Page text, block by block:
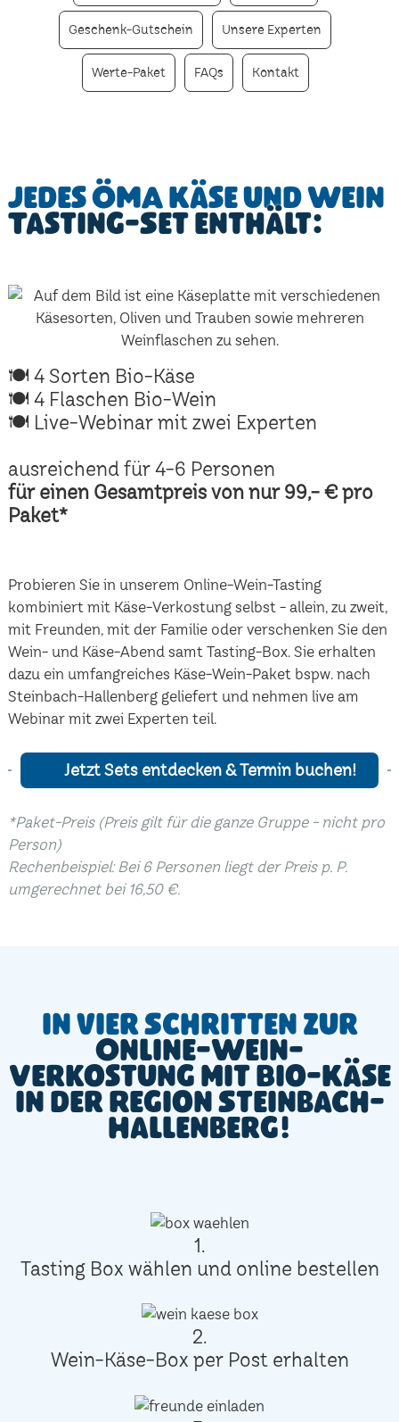
Geschenk-Gutschein Unsere Experten
Werte-Paket FAQs Kontakt
Jedes ÖMA Käse und Wein
Tasting-Set enthält:
🍽 4 Sorten Bio-Käse
🍽 4 Flaschen Bio-Wein
🍽 Live-Webinar mit zwei Experten
ausreichend für 4-6 Personen
für einen Gesamtpreis von nur 99,- € pro
Paket*
Probieren Sie in unserem Online-Wein-Tasting
kombiniert mit Käse-Verkostung selbst - allein, zu zweit,
mit Freunden, mit der Familie oder verschenken Sie den
Wein- und Käse-Abend samt Tasting-Box. Sie erhalten
dazu ein umfangreiches Käse-Wein-Paket bspw. nach
Steinbach-Hallenberg geliefert und nehmen live am
Webinar mit zwei Experten teil.
Jetzt Sets entdecken & Termin buchen!
*Paket-Preis (Preis gilt für die ganze Gruppe - nicht pro
Person)
Rechenbeispiel: Bei 6 Personen liegt der Preis p. P.
umgerechnet bei 16,50 €.
In vier Schritten zur
Online-Wein-
Verkostung mit Bio-Käse
in der Region Steinbach-
Hallenberg!
1.
Tasting Box wählen und online bestellen
2.
Wein-Käse-Box per Post erhalten